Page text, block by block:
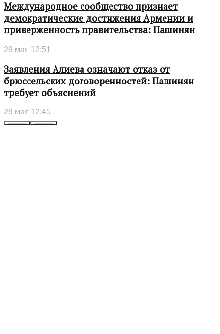
Международное сообщество признает
демократические достижения Армении и
приверженность правительства: Пашинян
29 мая 12:51
Заявления Алиева означают отказ от
брюссельских договоренностей: Пашинян
требует объяснений
29 мая 12:45